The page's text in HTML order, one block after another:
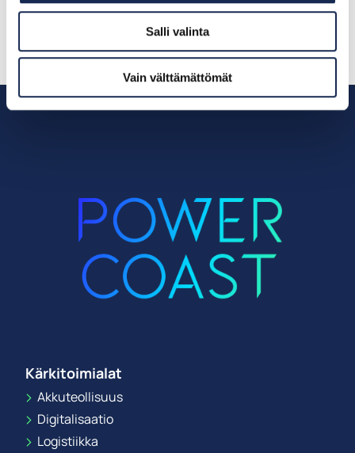
Salli valinta
Vain välttämättömät
Contact information
Kärkitoimialat
Akkuteollisuus
Digitalisaatio
Logistiikka